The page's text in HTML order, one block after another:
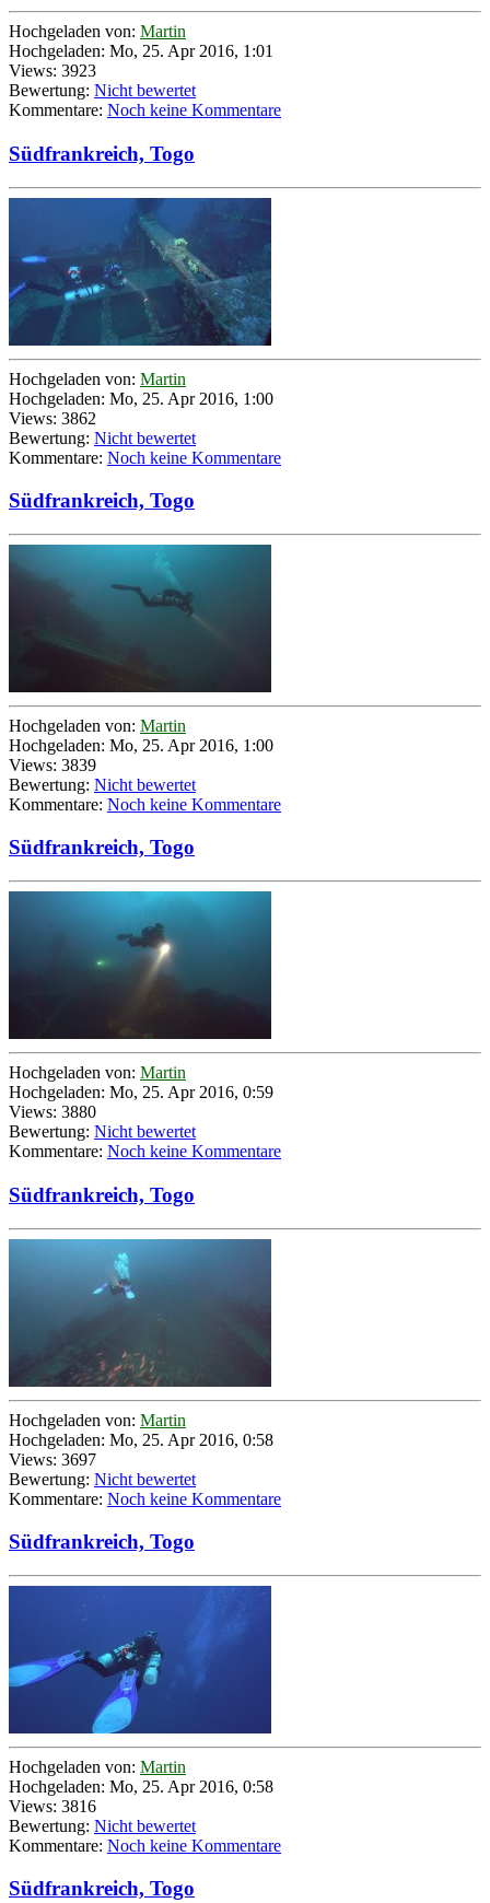
Hochgeladen von: Martin
Hochgeladen: Mo, 25. Apr 2016, 1:01
Views: 3923
Bewertung: Nicht bewertet
Kommentare: Noch keine Kommentare
Südfrankreich, Togo
Hochgeladen von: Martin
Hochgeladen: Mo, 25. Apr 2016, 1:00
Views: 3862
Bewertung: Nicht bewertet
Kommentare: Noch keine Kommentare
Südfrankreich, Togo
Hochgeladen von: Martin
Hochgeladen: Mo, 25. Apr 2016, 1:00
Views: 3839
Bewertung: Nicht bewertet
Kommentare: Noch keine Kommentare
Südfrankreich, Togo
Hochgeladen von: Martin
Hochgeladen: Mo, 25. Apr 2016, 0:59
Views: 3880
Bewertung: Nicht bewertet
Kommentare: Noch keine Kommentare
Südfrankreich, Togo
Hochgeladen von: Martin
Hochgeladen: Mo, 25. Apr 2016, 0:58
Views: 3697
Bewertung: Nicht bewertet
Kommentare: Noch keine Kommentare
Südfrankreich, Togo
Hochgeladen von: Martin
Hochgeladen: Mo, 25. Apr 2016, 0:58
Views: 3816
Bewertung: Nicht bewertet
Kommentare: Noch keine Kommentare
Südfrankreich, Togo